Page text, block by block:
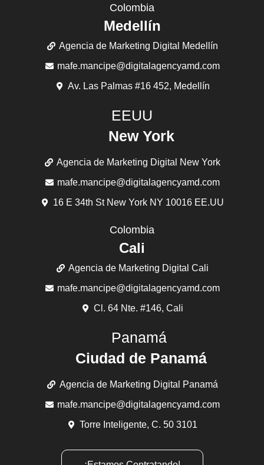
Colombia
Medellín
Agencia de Marketing Digital Medellín
mafe.mancipe@digitalagencyamd.com
Av. Las Palmas #16 452, Medellín
EEUU
New York
Agencia de Marketing Digital New York
mafe.mancipe@digitalagencyamd.com
16 E 34th St New York NY 10016 EE.UU
Colombia
Cali
Agencia de Marketing Digital Cali
mafe.mancipe@digitalagencyamd.com
Cl. 64 Nte. #146, Cali
Panamá
Ciudad de Panamá
Agencia de Marketing Digital Panamá
mafe.mancipe@digitalagencyamd.com
Torre Inteligente, C. 50 3101